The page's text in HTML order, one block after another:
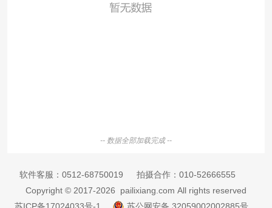
-- 数据全部加载完成 --
软件客服： 0512-68750019 拍摄合作： 010-52666555
Copyright © 2017-2026 pailixiang.com All rights reserved
苏ICP备17024033号-1
苏公网安备 32059002002885号